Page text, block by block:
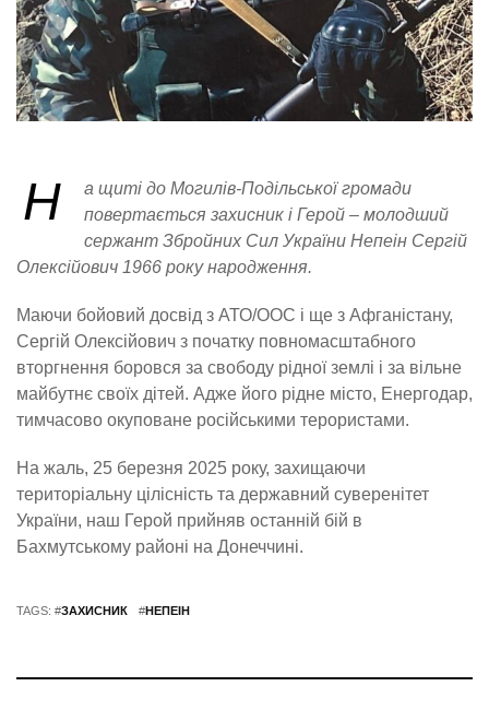
Н
а щиті до Могилів-Подільської громади
повертається захисник і Герой – молодший
сержант Збройних Сил України Непеін Сергій
Олексійович 1966 року народження.
Маючи бойовий досвід з АТО/ООС і ще з Афганістану,
Сергій Олексійович з початку повномасштабного
вторгнення боровся за свободу рідної землі і за вільне
майбутнє своїх дітей. Адже його рідне місто, Енергодар,
тимчасово окуповане російськими терористами.
На жаль, 25 березня 2025 року, захищаючи
територіальну цілісність та державний суверенітет
України, наш Герой прийняв останній бій в
Бахмутському районі на Донеччині.
TAGS: #ЗАХИСНИК #НЕПЕІН